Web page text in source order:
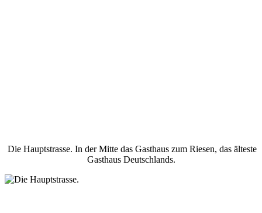
Die Hauptstrasse. In der Mitte das Gasthaus zum Riesen, das älteste
Gasthaus Deutschlands.